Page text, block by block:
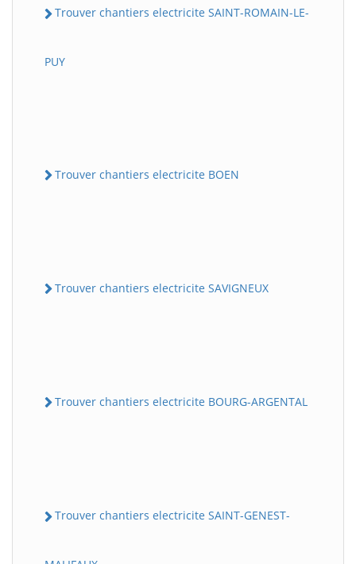
Trouver chantiers electricite SAINT-ROMAIN-LE-
PUY
Trouver chantiers electricite BOEN
Trouver chantiers electricite SAVIGNEUX
Trouver chantiers electricite BOURG-ARGENTAL
Trouver chantiers electricite SAINT-GENEST-